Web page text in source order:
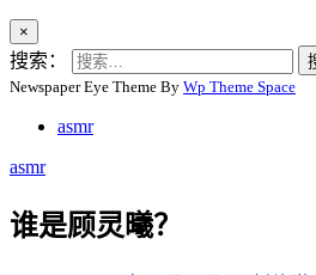
×
搜索：
Newspaper Eye Theme By Wp Theme Space
asmr
asmr
谁是顾灵曦？